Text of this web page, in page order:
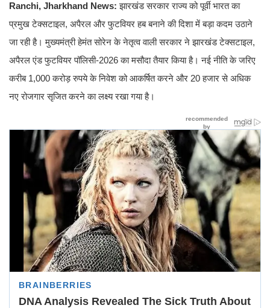
Ranchi, Jharkhand News:झारखंड सरकार राज्य को पूर्वी भारत का
प्रमुख टेक्सटाइल, अपैरल और फुटवियर हब बनाने की दिशा में बड़ा कदम उठाने
जा रही है। मुख्यमंत्री हेमंत सोरेन के नेतृत्व वाली सरकार ने झारखंड टेक्सटाइल,
अपैरल एंड फुटवियर पॉलिसी-2026 का मसौदा तैयार किया है। नई नीति के जरिए
करीब 1,000 करोड़ रुपये के निवेश को आकर्षित करने और 20 हजार से अधिक
नए रोजगार सृजित करने का लक्ष्य रखा गया है।